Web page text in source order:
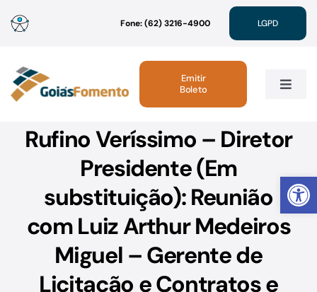
Abrir
para
conteúdo
Fone: (62) 3216-4900 LGPD
Toggle
Institucional
Atendimento
Sustentabilidade
Emitir
Boleto
Rufino Veríssimo – Diretor
Presidente (Em
substituição): Reunião
com Luiz Arthur Medeiros
Miguel – Gerente de
Licitação e Contratos e